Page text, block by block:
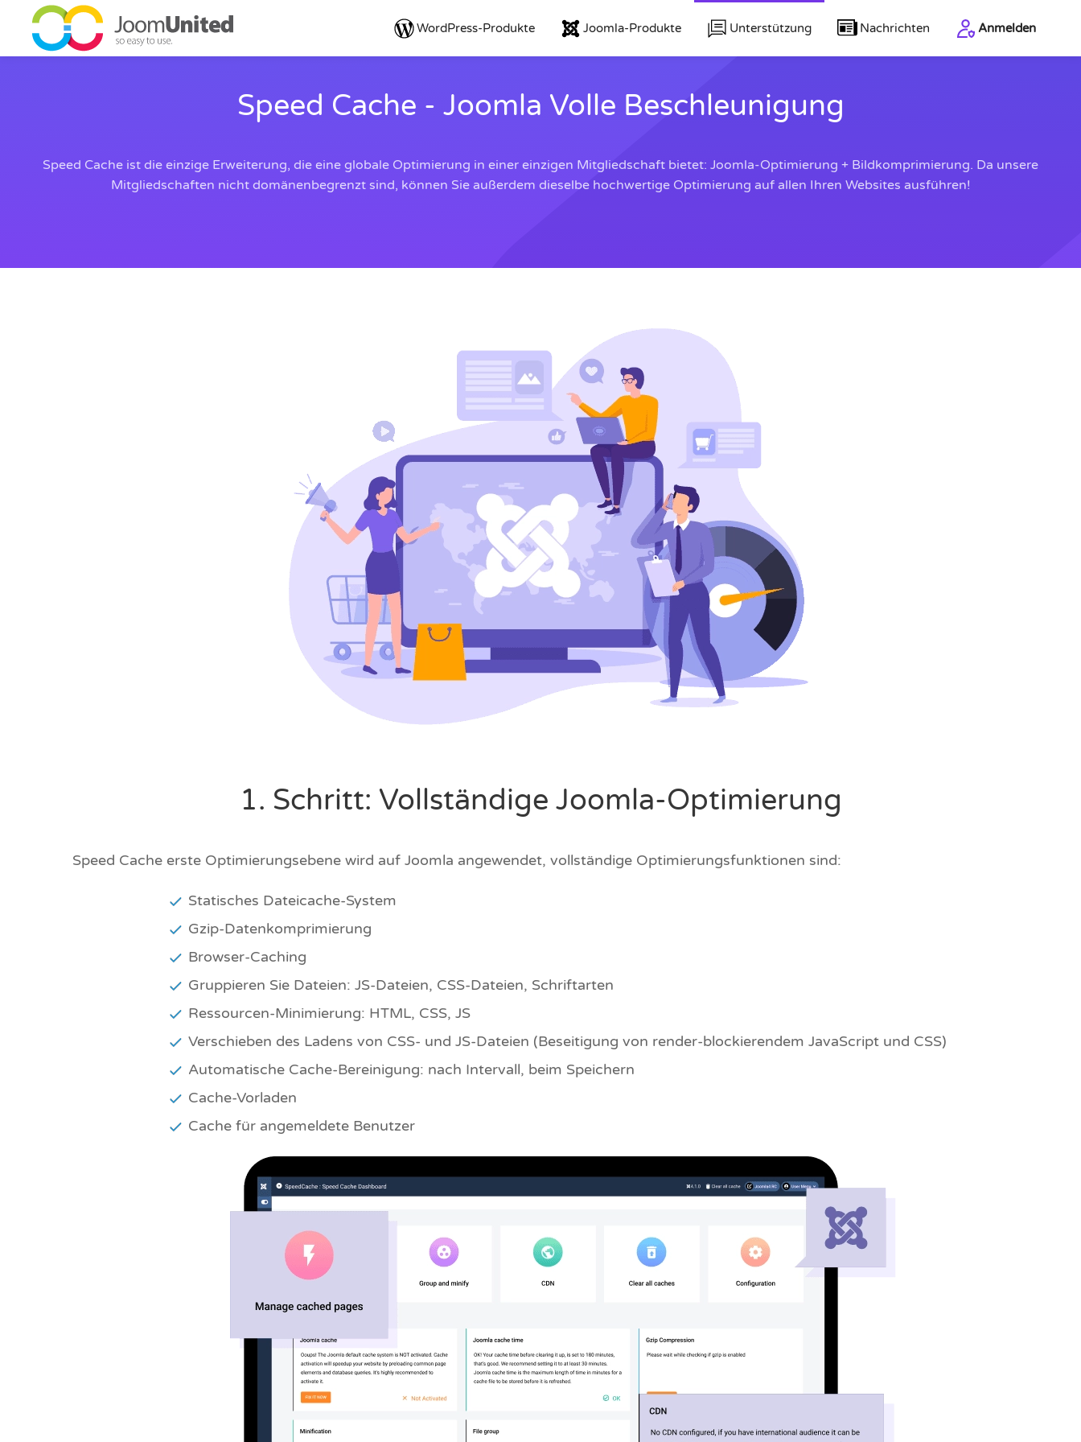
Zum Hauptinhalt springen
WordPress-Produkte Joomla-Produkte Unterstützung Nachrichten Anmelden
Speed Cache - Joomla Volle Beschleunigung
Speed Cache ist die einzige Erweiterung, die eine globale Optimierung in einer einzigen Mitgliedschaft bietet: Joomla-Optimierung + Bildkomprimierung. Da unsere
Mitgliedschaften nicht domänenbegrenzt sind, können Sie außerdem dieselbe hochwertige Optimierung auf allen Ihren Websites ausführen!
1. Schritt: Vollständige Joomla-Optimierung
Speed Cache erste Optimierungsebene wird auf Joomla angewendet, vollständige Optimierungsfunktionen sind:
Statisches Dateicache-System
Gzip-Datenkomprimierung
Browser-Caching
Gruppieren Sie Dateien: JS-Dateien, CSS-Dateien, Schriftarten
Ressourcen-Minimierung: HTML, CSS, JS
Verschieben des Ladens von CSS- und JS-Dateien (Beseitigung von render-blockierendem JavaScript und CSS)
Automatische Cache-Bereinigung: nach Intervall, beim Speichern
Cache-Vorladen
Cache für angemeldete Benutzer